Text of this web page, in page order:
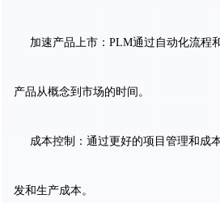
加速产品上市：PLM通过自动化流程
产品从概念到市场的时间。
成本控制：通过更好的项目管理和成
发和生产成本。